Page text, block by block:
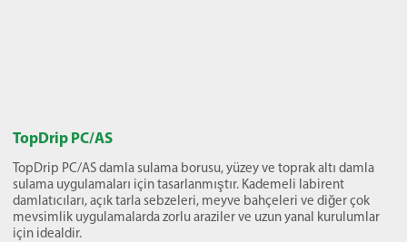
TopDrip PC/AS
TopDrip PC/AS damla sulama borusu, yüzey ve toprak altı damla
sulama uygulamaları için tasarlanmıştır. Kademeli labirent
damlatıcıları, açık tarla sebzeleri, meyve bahçeleri ve diğer çok
mevsimlik uygulamalarda zorlu araziler ve uzun yanal kurulumlar
için idealdir.